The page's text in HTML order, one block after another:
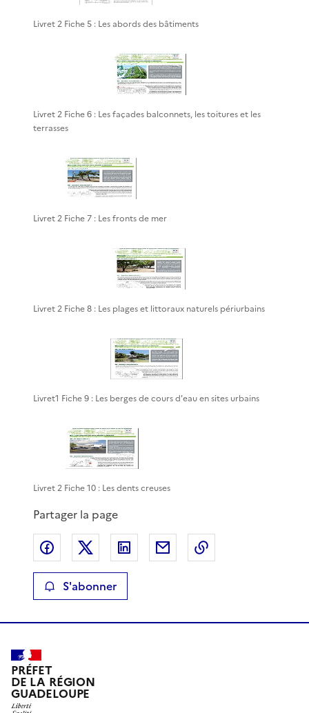
Livret 2 Fiche 5 : Les abords des bâtiments
Livret 2 Fiche 6 : Les façades balconnets, les toitures et les
terrasses
Livret 2 Fiche 7 : Les fronts de mer
Livret 2 Fiche 8 : Les plages et littoraux naturels périurbains
Livret1 Fiche 9 : Les berges de cours d'eau en sites urbains
Livret 2 Fiche 10 : Les dents creuses
Partager la page
Partager sur Facebook
Partager sur XPartager sur LinkedIn
Partager par email
S'abonner
PRÉFET
DE LA RÉGION
GUADELOUPE